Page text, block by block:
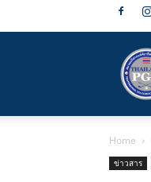
Home
ข่าวสาร